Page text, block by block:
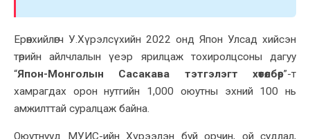
Ерөнхийлөгч У.Хүрэлсүхийн 2022 онд Япон Улсад хийсэн
төрийн айлчлалын үеэр ярилцаж тохиролцсоны дагуу
“Япон-Монголын Сасакава тэтгэлэгт хөтөлбөр”-т
хамрагдах орон нутгийн 1,000 оюутны эхний 100 нь
амжилттай суралцаж байна.
Оюутнууд МУИС-ийн Хүрээлэн буй орчин, ой судлал,